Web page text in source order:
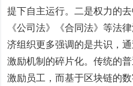
提下自主运行。二是权力的
《公司法》《合同法》等法
济组织更多强调的是共识，
激励机制的碎片化。传统的
激励员工，而基于区块链的